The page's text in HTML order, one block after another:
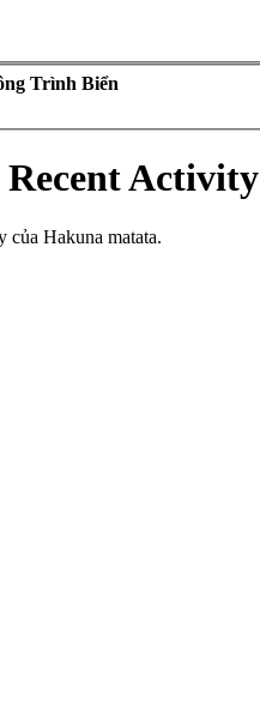
Trình Biển
Activity
của Hakuna matata.